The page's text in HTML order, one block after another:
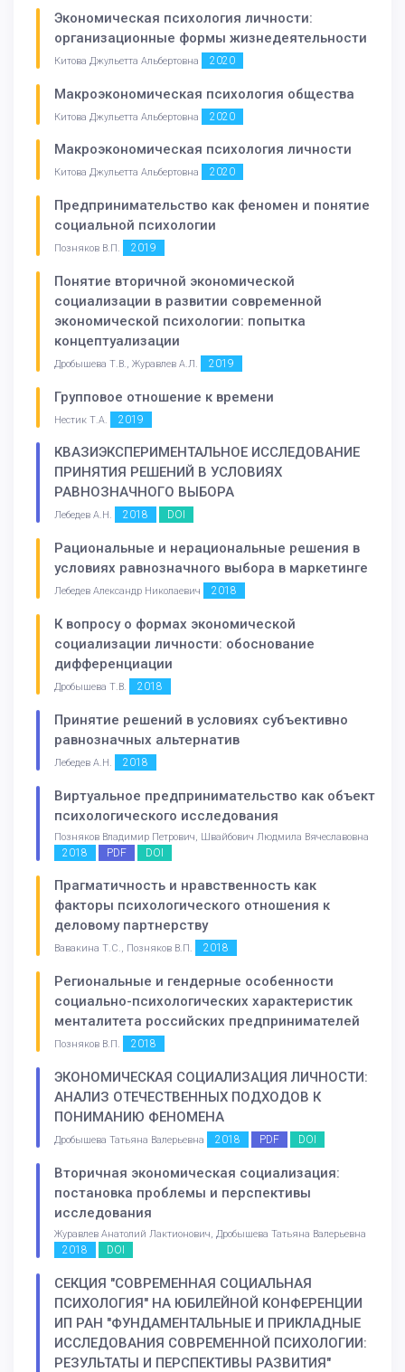
Экономическая психология личности:
организационные формы жизнедеятельности
Китова Джульетта Альбертовна 2020
Макроэкономическая психология общества
Китова Джульетта Альбертовна 2020
Макроэкономическая психология личности
Китова Джульетта Альбертовна 2020
Предпринимательство как феномен и понятие
социальной психологии
Позняков В.П. 2019
Понятие вторичной экономической
социализации в развитии современной
экономической психологии: попытка
концептуализации
Дробышева Т.В., Журавлев А.Л. 2019
Групповое отношение к времени
Нестик Т.А. 2019
КВАЗИЭКСПЕРИМЕНТАЛЬНОЕ ИССЛЕДОВАНИЕ
ПРИНЯТИЯ РЕШЕНИЙ В УСЛОВИЯХ
РАВНОЗНАЧНОГО ВЫБОРА
Лебедев А.Н. 2018 DOI
Рациональные и нерациональные решения в
условиях равнозначного выбора в маркетинге
Лебедев Александр Николаевич 2018
К вопросу о формах экономической
социализации личности: обоснование
дифференциации
Дробышева Т.В. 2018
Принятие решений в условиях субъективно
равнозначных альтернатив
Лебедев А.Н. 2018
Виртуальное предпринимательство как объект
психологического исследования
Позняков Владимир Петрович, Швайбович Людмила Вячеславовна
2018 PDF DOI
Прагматичность и нравственность как
факторы психологического отношения к
деловому партнерству
Вавакина Т.С., Позняков В.П. 2018
Региональные и гендерные особенности
социально-психологических характеристик
менталитета российских предпринимателей
Позняков В.П. 2018
ЭКОНОМИЧЕСКАЯ СОЦИАЛИЗАЦИЯ ЛИЧНОСТИ:
АНАЛИЗ ОТЕЧЕСТВЕННЫХ ПОДХОДОВ К
ПОНИМАНИЮ ФЕНОМЕНА
Дробышева Татьяна Валерьевна 2018 PDF DOI
Вторичная экономическая социализация:
постановка проблемы и перспективы
исследования
Журавлев Анатолий Лактионович, Дробышева Татьяна Валерьевна
2018 DOI
СЕКЦИЯ "СОВРЕМЕННАЯ СОЦИАЛЬНАЯ
ПСИХОЛОГИЯ" НА ЮБИЛЕЙНОЙ КОНФЕРЕНЦИИ
ИП РАН "ФУНДАМЕНТАЛЬНЫЕ И ПРИКЛАДНЫЕ
ИССЛЕДОВАНИЯ СОВРЕМЕННОЙ ПСИХОЛОГИИ:
РЕЗУЛЬТАТЫ И ПЕРСПЕКТИВЫ РАЗВИТИЯ"